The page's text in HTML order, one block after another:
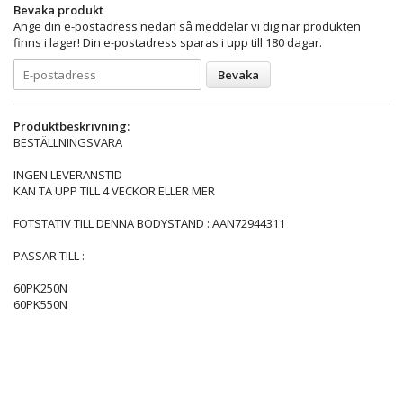
Bevaka produkt
Ange din e-postadress nedan så meddelar vi dig när produkten
finns i lager! Din e-postadress sparas i upp till 180 dagar.
Bevaka
Produktbeskrivning:
BESTÄLLNINGSVARA
INGEN LEVERANSTID
KAN TA UPP TILL 4 VECKOR ELLER MER
FOTSTATIV TILL DENNA BODYSTAND : AAN72944311
PASSAR TILL :
60PK250N
60PK550N